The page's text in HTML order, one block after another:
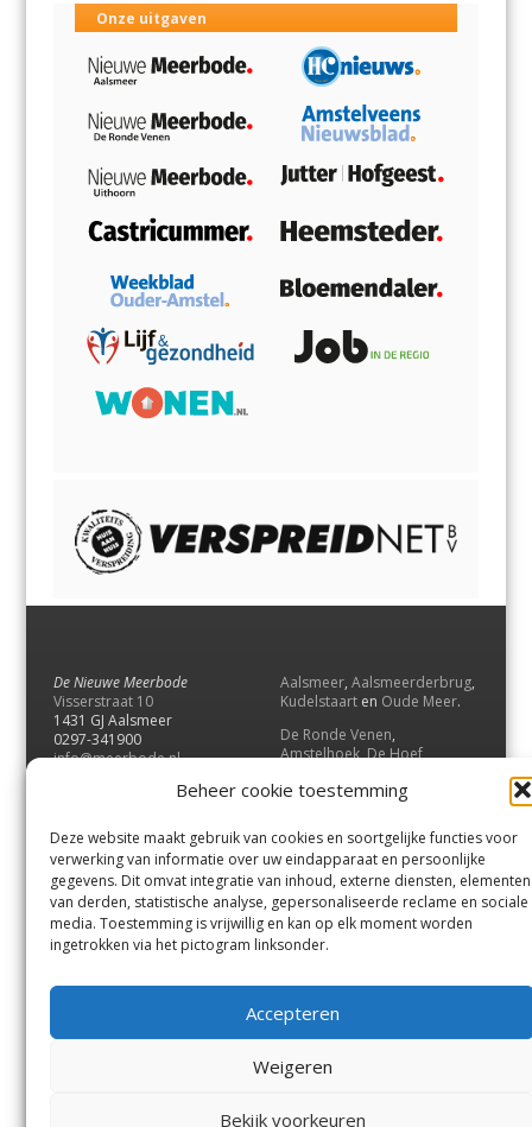
Beheer cookie toestemming
Deze website maakt gebruik van cookies en soortgelijke functies voor
verwerking van informatie over uw eindapparaat en persoonlijke
gegevens. Dit omvat integratie van inhoud, externe diensten, elementen
van derden, statistische analyse, gepersonaliseerde reclame en sociale
media. Toestemming is vrijwillig en kan op elk moment worden
ingetrokken via het pictogram linksonder.
Accepteren
Weigeren
Bekijk voorkeuren
Onze uitgaven
De Nieuwe Meerbode
Visserstraat 10
1431 GJ Aalsmeer
0297-341900
info@meerbode.nl
Aalsmeer, Aalsmeerderbrug,
Kudelstaart en Oude Meer.
De Ronde Venen,
Amstelhoek,De Hoef,
Vrouwenakker,Waverveen
UithoornenDe Kwakel.
Contact
Andere uitgaven
Bezorgklacht
Vacatures
Voorwaarden
Privacyverklaring